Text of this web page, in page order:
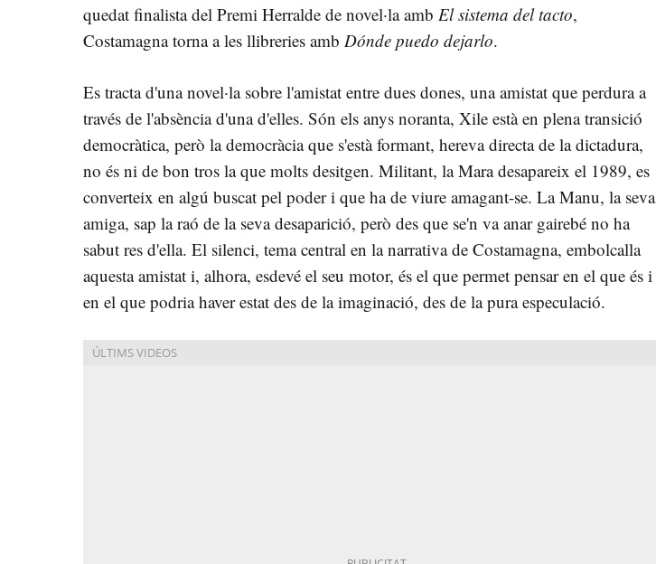
quedat finalista del Premi Herralde de novel·la amb El sistema del tacto,
Costamagna torna a les llibreries amb Dónde puedo dejarlo.
Es tracta d'una novel·la sobre l'amistat entre dues dones, una amistat que perdura a
través de l'absència d'una d'elles. Són els anys noranta, Xile està en plena transició
democràtica, però la democràcia que s'està formant, hereva directa de la dictadura,
no és ni de bon tros la que molts desitgen. Militant, la Mara desapareix el 1989, es
converteix en algú buscat pel poder i que ha de viure amagant-se. La Manu, la seva
amiga, sap la raó de la seva desaparició, però des que se'n va anar gairebé no ha
sabut res d'ella. El silenci, tema central en la narrativa de Costamagna, embolcalla
aquesta amistat i, alhora, esdevé el seu motor, és el que permet pensar en el que és i
en el que podria haver estat des de la imaginació, des de la pura especulació.